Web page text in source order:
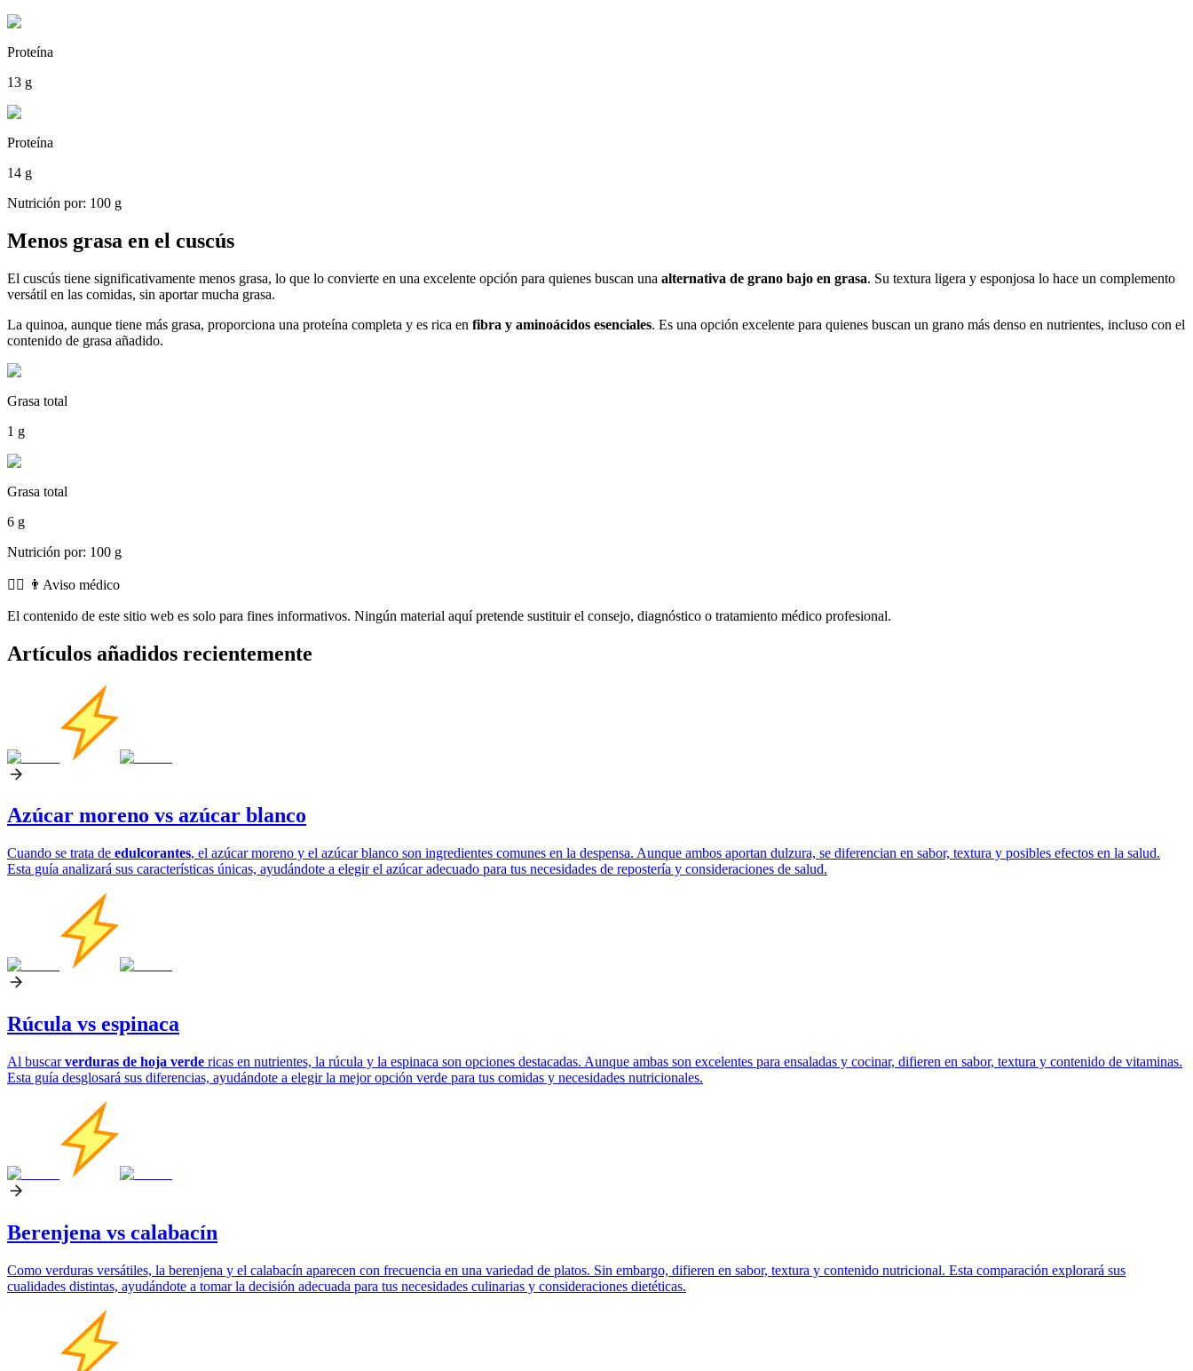
Proteína
13 g
Proteína
14 g
Nutrición por: 100 g
Menos grasa en el cuscús
El cuscús tiene significativamente menos grasa, lo que lo convierte en una excelente opción para quienes buscan una alternativa de grano bajo en grasa. Su textura ligera y esponjosa lo hace un complemento
versátil en las comidas, sin aportar mucha grasa.
La quinoa, aunque tiene más grasa, proporciona una proteína completa y es rica en fibra y aminoácidos esenciales. Es una opción excelente para quienes buscan un grano más denso en nutrientes, incluso con el
contenido de grasa añadido.
Grasa total
1 g
Grasa total
6 g
Nutrición por: 100 g
👨‍⚕️️ 👨Aviso médico
El contenido de este sitio web es solo para fines informativos. Ningún material aquí pretende sustituir el consejo, diagnóstico o tratamiento médico profesional.
Artículos añadidos recientemente
Azúcar moreno vs azúcar blanco
Cuando se trata de edulcorantes, el azúcar moreno y el azúcar blanco son ingredientes comunes en la despensa. Aunque ambos aportan dulzura, se diferencian en sabor, textura y posibles efectos en la salud.
Esta guía analizará sus características únicas, ayudándote a elegir el azúcar adecuado para tus necesidades de repostería y consideraciones de salud.
Rúcula vs espinaca
Al buscarverduras de hoja verde ricas en nutrientes, la rúcula y la espinaca son opciones destacadas. Aunque ambas son excelentes para ensaladas y cocinar, difieren en sabor, textura y contenido de vitaminas.
Esta guía desglosará sus diferencias, ayudándote a elegir la mejor opción verde para tus comidas y necesidades nutricionales.
Berenjena vs calabacín
Como verduras versátiles, la berenjena y el calabacín aparecen con frecuencia en una variedad de platos. Sin embargo, difieren en sabor, textura y contenido nutricional. Esta comparación explorará sus
cualidades distintas, ayudándote a tomar la decisión adecuada para tus necesidades culinarias y consideraciones dietéticas.